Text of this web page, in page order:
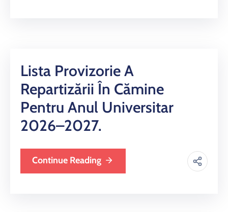
Lista Provizorie A
Repartizării În Cămine
Pentru Anul Universitar
2026–2027.
Continue Reading